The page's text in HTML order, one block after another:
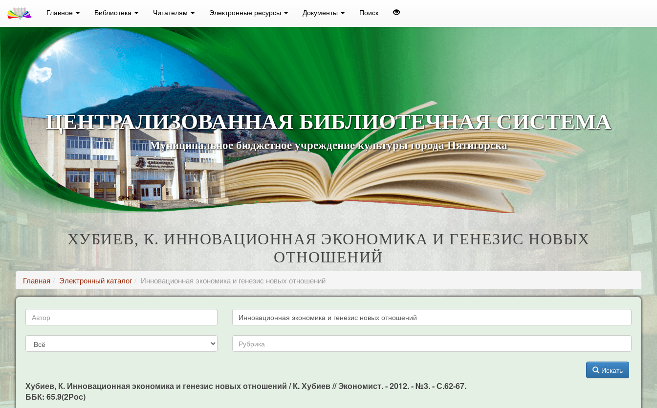
Главное Библиотека Читателям Электронные ресурсы Документы Поиск
ЦЕНТРАЛИЗОВАННАЯ БИБЛИОТЕЧНАЯ СИСТЕМА
Муниципальное бюджетное учреждение культуры города Пятигорска
ХУБИЕВ, К. ИННОВАЦИОННАЯ ЭКОНОМИКА И ГЕНЕЗИС НОВЫХ
ОТНОШЕНИЙ
Главная Электронный каталог Инновационная экономика и генезис новых отношений
Искать
Хубиев, К. Инновационная экономика и генезис новых отношений / К. Хубиев // Экономист. - 2012. - №3. - С.62-67.
ББК: 65.9(2Рос)